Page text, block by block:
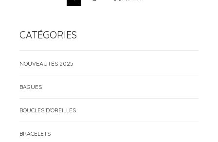
CATÉGORIES
NOUVEAUTÉS 2025
BAGUES
BOUCLES D'OREILLES
BRACELETS